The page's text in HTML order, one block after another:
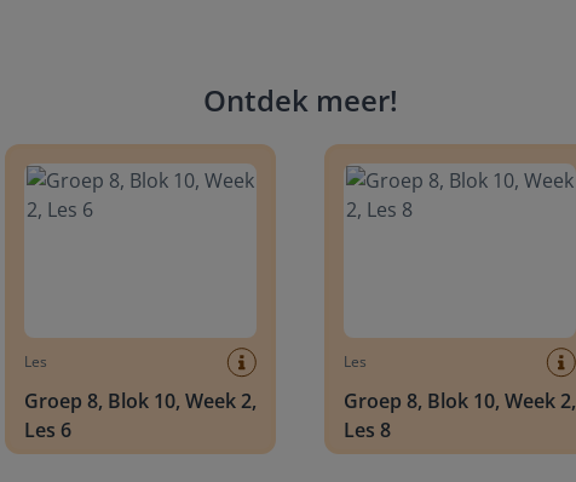
Ontdek meer!
Les
Groep 8, Blok 10, Week 2,
Les 6
Les
Groep 8, Blok 10, Week 2,
Les 8